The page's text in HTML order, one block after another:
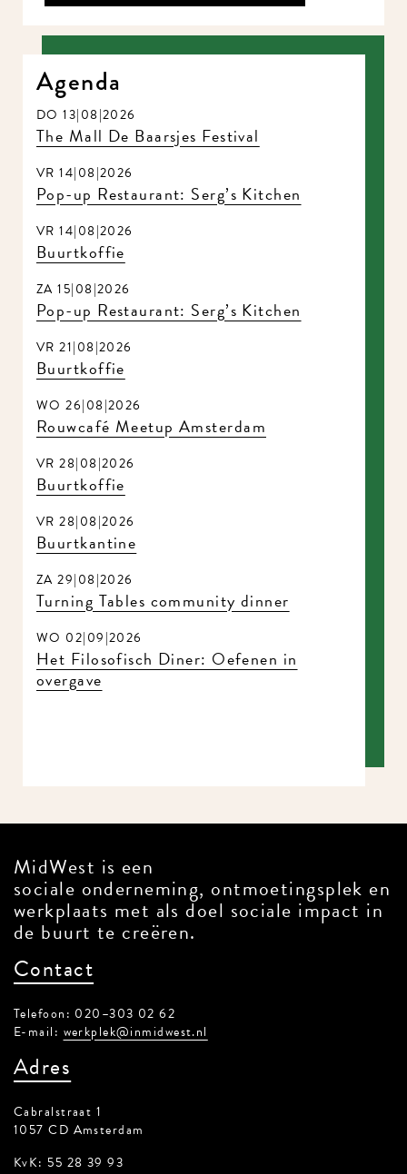
Agenda
DO 13|08|2026
The Mall De Baarsjes Festival
VR 14|08|2026
Pop-up Restaurant: Serg’s Kitchen
VR 14|08|2026
Buurtkoffie
ZA 15|08|2026
Pop-up Restaurant: Serg’s Kitchen
VR 21|08|2026
Buurtkoffie
WO 26|08|2026
Rouwcafé Meetup Amsterdam
VR 28|08|2026
Buurtkoffie
VR 28|08|2026
Buurtkantine
ZA 29|08|2026
Turning Tables community dinner
WO 02|09|2026
Het Filosofisch Diner: Oefenen in
overgave
MidWest is een
sociale onderneming, ontmoetingsplek en
werkplaats met als doel sociale impact in
de buurt te creëren.
Contact
Telefoon: 020–303 02 62
E-mail: werkplek@inmidwest.nl
Adres
Cabralstraat 1
1057 CD Amsterdam
KvK: 55 28 39 93